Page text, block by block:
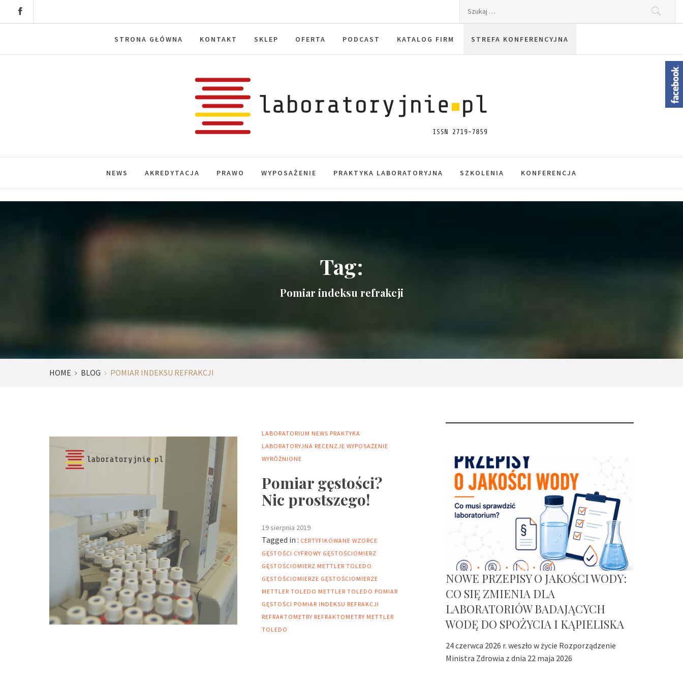
STRONA GŁÓWNA KONTAKT SKLEP OFERTA PODCAST KATALOG FIRM STREFA KONFERENCYJNA
Laboratoryjnie.pl
NEWS AKREDYTACJA PRAWO WYPOSAŻENIE PRAKTYKA LABORATORYJNA SZKOLENIA KONFERENCJA
Tag:
Pomiar indeksu refrakcji
HOME BLOG POMIAR INDEKSU REFRAKCJI
LABORATORIUM NEWS PRAKTYKA
LABORATORYJNA RECENZJE WYPOSAŻENIE
WYRÓŻNIONE
Pomiar gęstości?
Nic prostszego!
19 sierpnia 2019
Tagged in : CERTYFIKOWANE WZORCE
GĘSTOŚCI CYFROWY GĘSTOŚCIOMIERZ
GĘSTOŚCIOMIERZ METTLER TOLEDO
GĘSTOŚCIOMIERZE GĘSTOŚCIOMIERZE
METTLER TOLEDO METTLER TOLEDO POMIAR
GĘSTOŚCI POMIAR INDEKSU REFRAKCJI
REFRAKTOMETRY REFRAKTOMETRY METTLER
TOLEDO
NOWE PRZEPISY O JAKOŚCI WODY:
CO SIĘ ZMIENIA DLA
LABORATORIÓW BADAJĄCYCH
WODĘ DO SPOŻYCIA I KĄPIELISKA
24 czerwca 2026 r. weszło w życie Rozporządzenie
Ministra Zdrowia z dnia 22 maja 2026